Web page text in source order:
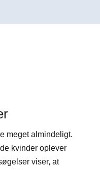
meget almindeligt.
kvinder oplever
viser, at